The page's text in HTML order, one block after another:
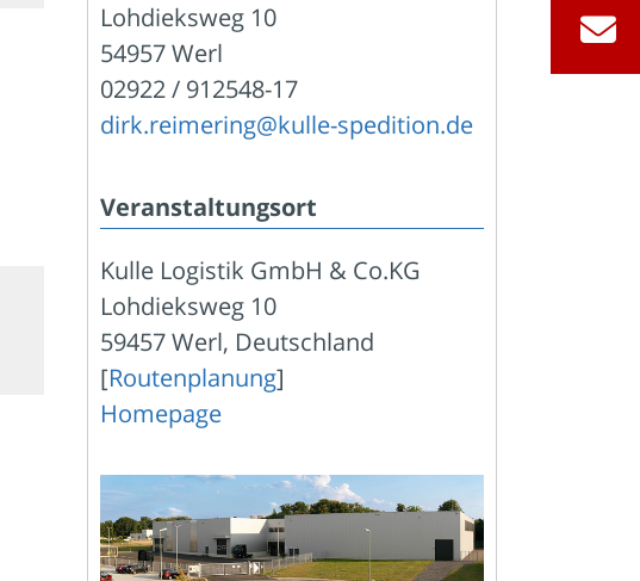
Lohdieksweg 10
54957 Werl
02922 / 912548-17
dirk.reimering@kulle-spedition.de
Veranstaltungsort
Kulle Logistik GmbH & Co.KG
Lohdieksweg 10
59457 Werl, Deutschland
[Routenplanung]
Homepage